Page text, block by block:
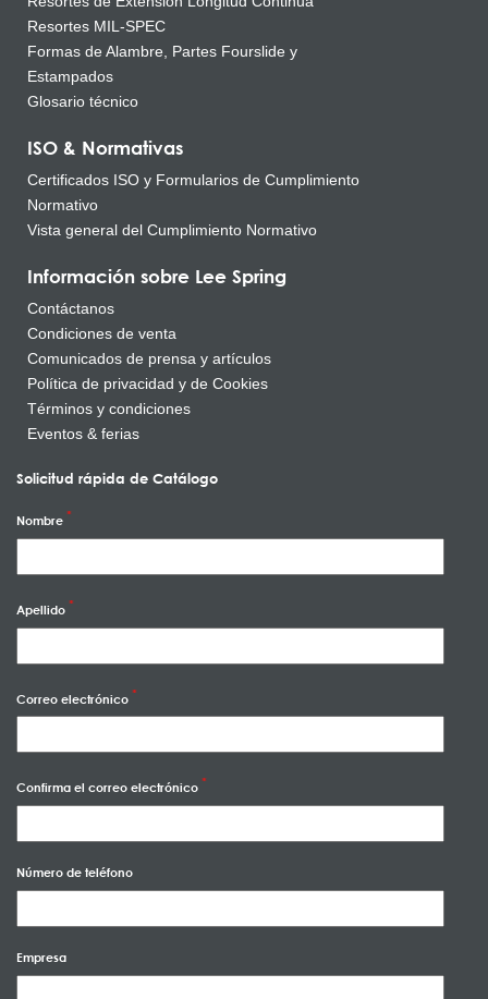
Resortes MIL-SPEC
Formas de Alambre, Partes Fourslide y
Estampados
Glosario técnico
ISO & Normativas
Certificados ISO y Formularios de Cumplimiento
Normativo
Vista general del Cumplimiento Normativo
Información sobre Lee Spring
Contáctanos
Condiciones de venta
Comunicados de prensa y artículos
Política de privacidad y de Cookies
Términos y condiciones
Eventos & ferias
Solicitud rápida de Catálogo
Nombre
Apellido
Correo electrónico
Confirma el correo electrónico
Número de teléfono
Empresa